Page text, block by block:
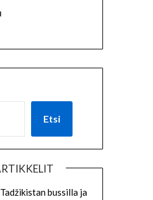
Etsi
bussilla ja